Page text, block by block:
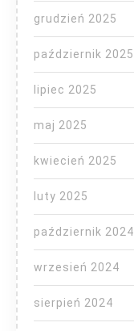
grudzień 2025
październik 2025
lipiec 2025
maj 2025
kwiecień 2025
luty 2025
październik 2024
wrzesień 2024
sierpień 2024